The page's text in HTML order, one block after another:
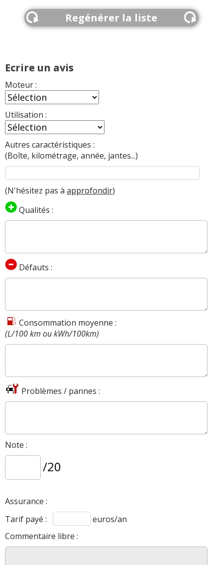
Regénérer la liste
Ecrire un avis
Moteur :
Utilisation :
Autres caractéristiques :
(Boîte, kilométrage, année, jantes...)
(N'hésitez pas à approfondir)
Qualités :
Défauts :
Consommation moyenne :
(L/100 km ou kWh/100km)
Problèmes / pannes :
Note :
/20
Assurance :
Tarif payé :
euros/an
Commentaire libre :